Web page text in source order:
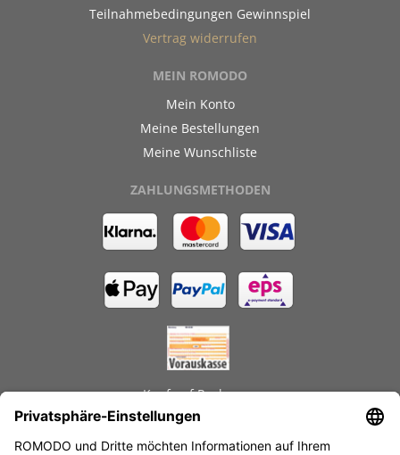
Teilnahmebedingungen Gewinnspiel
Vertrag widerrufen
MEIN ROMODO
Mein Konto
Meine Bestellungen
Meine Wunschliste
ZAHLUNGSMETHODEN
Kauf auf Rechnung